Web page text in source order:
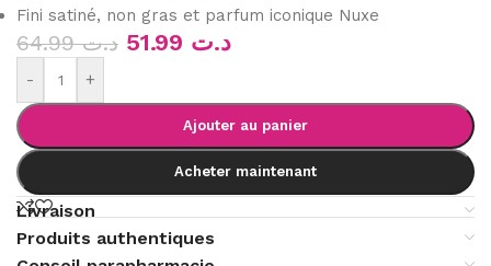
Fini satiné, non gras et parfum iconique Nuxe
د.ت64.99 د.ت
- +
Ajouter au panier
Acheter maintenant
Livraison
Produits authentiques